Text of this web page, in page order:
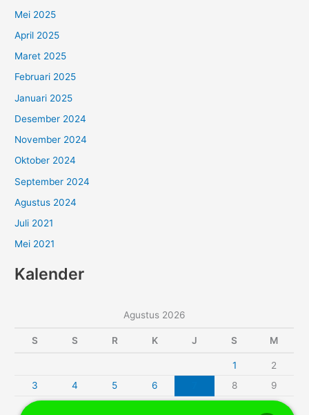
Mei 2025
April 2025
Maret 2025
Februari 2025
Januari 2025
Desember 2024
November 2024
Oktober 2024
September 2024
Agustus 2024
Juli 2021
Mei 2021
Kalender
Agustus 2026
S S R K J S M
1
2
3
4 5 6 8
9
10